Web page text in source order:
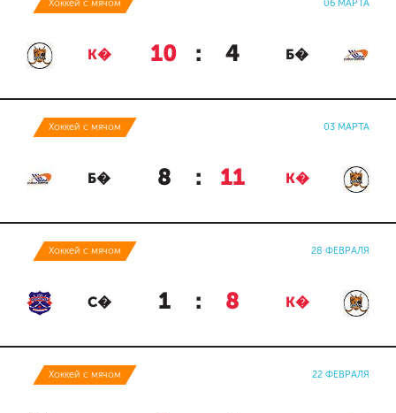
Хоккей с мячом 06 МАРТА
К� 10 : 4 Б�
Хоккей с мячом 03 МАРТА
Б� 8 : 11 К�
Хоккей с мячом 28 ФЕВРАЛЯ
С� 1 : 8 К�
Хоккей с мячом 22 ФЕВРАЛЯ